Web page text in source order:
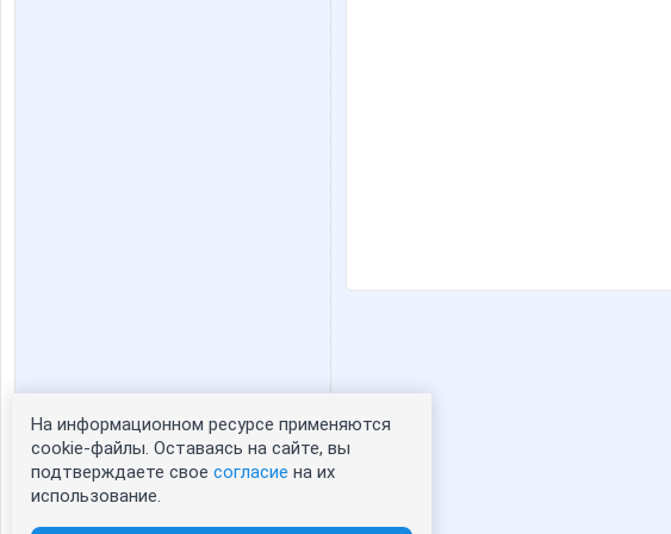
Статистика портрета:
сейчас просматривают портрет - 0
зарегистрированные пользователи
На информационном ресурсе применяются
cookie-файлы. Оставаясь на сайте, вы
подтверждаете свое согласие на их
использование.